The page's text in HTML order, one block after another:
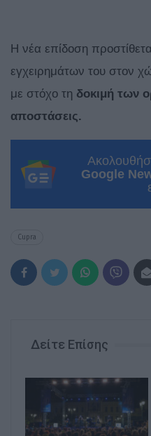
Η νέα επίδοση
εγχειρημάτων του στον
με στόχο τη δοκιμή των
αποστάσεις.
Google
Cupra
Δείτε Επίσης